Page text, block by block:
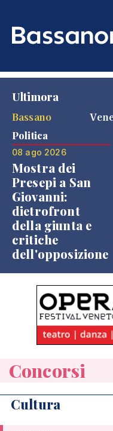
Ultimora
Bassano
Politica
08 ago 2026
Mostra dei
Presepi a San
Giovanni:
dietrofront
della giunta e
critiche
dell'opposizione
Concorsi
Cultura